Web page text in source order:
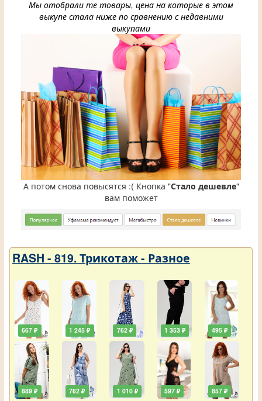
Мы отобрали те товары, цена на которые в этом
выкупе стала ниже по сравнению с недавними
выкупами
А потом снова повысятся :( Кнопка "Стало дешевле"
вам поможет
RASH - 819. Трикотаж - Разное
667 ₽
889 ₽
1 245 ₽
762 ₽
762 ₽
1 010 ₽
1 353 ₽
597 ₽
495 ₽
857 ₽